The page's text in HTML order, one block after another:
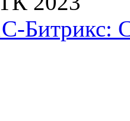
Битрикс: